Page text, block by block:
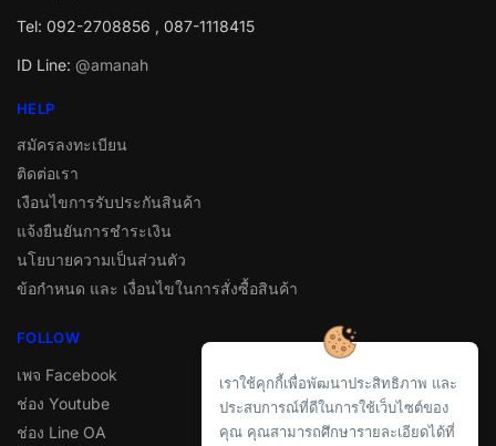
Tel: 092-2708856 , 087-1118415
ID Line: @amanah
HELP
สมัครลงทะเบียน
ติดต่อเรา
เงือนไขการรับประกันสินค้า
แจ้งยืนยันการชำระเงิน
นโยบายความเป็นส่วนตัว
ข้อกำหนด และ เงื่อนไขในการสั่งซื้อสินค้า
FOLLOW
เพจ Facebook
ช่อง Youtube
ช่อง Line OA
เราใช้คุกกี้เพื่อพัฒนาประสิทธิภาพ และ
ประสบการณ์ที่ดีในการใช้เว็บไซต์ของ
คุณ คุณสามารถศึกษารายละเอียดได้ที่